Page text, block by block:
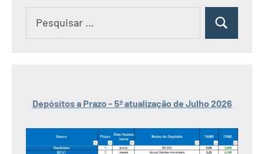
Pesquisar
Depósitos a Prazo - 5ª atualização de Julho 2026